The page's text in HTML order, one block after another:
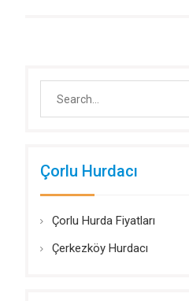
Çorlu Hurdacı
Çorlu Hurda Fiyatları
Çerkezköy Hurdacı